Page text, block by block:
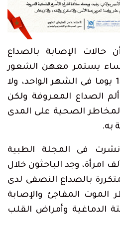
حالات الإصابة بالصداع
يستمر معهن الشعور
بالألم لمدة لا تقل عن 15 يوما فى الشهر الواحد، ولا
الصداع المعروفة ولكن
الصحية على المدى
به.
فى المجلة الطبية
أكثر من 100 ألف امرأة، وجد الباحثون خلال
بالصداع النصفى لدى
الموت المفاجئ والإصابة
الدماغية وأمراض القلب